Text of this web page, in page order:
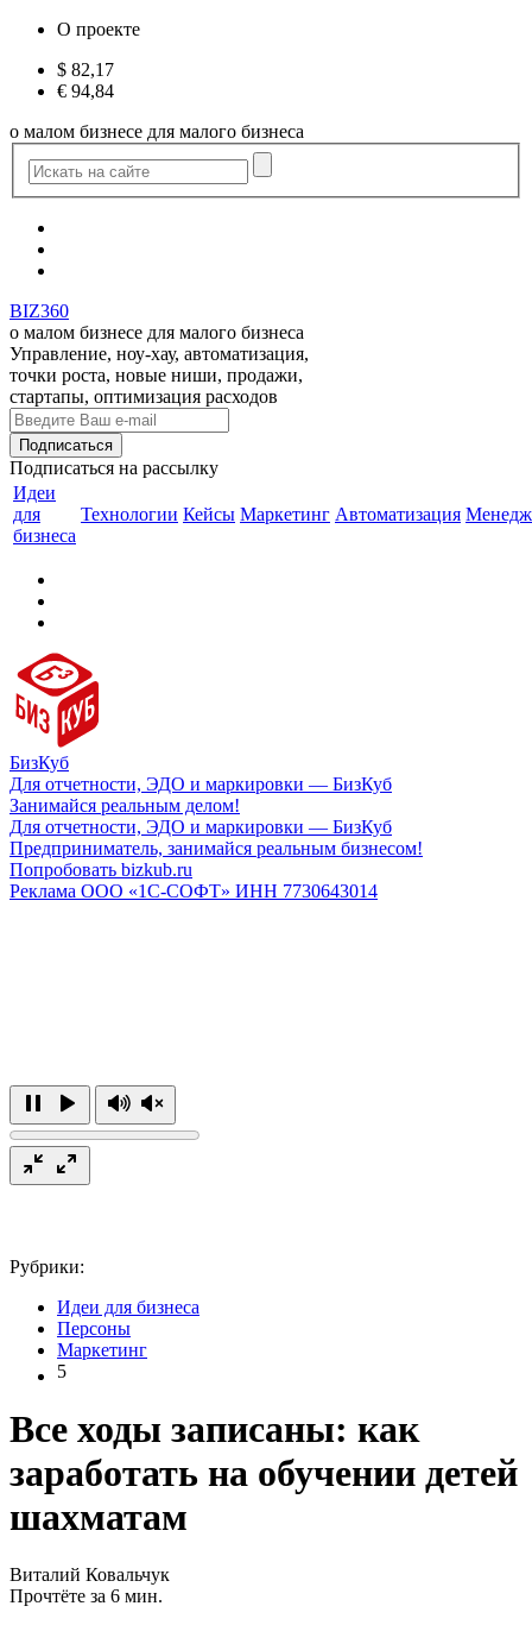
О проекте
$ 82,17
€ 94,84
о малом бизнесе для малого бизнеса
BIZ360
о малом бизнесе для малого бизнеса
Управление, ноу-хау, автоматизация,
точки роста, новые ниши, продажи,
стартапы, оптимизация расходов
Подписаться на рассылку
Идеи
для
бизнеса
Технологии Кейсы Маркетинг Автоматизация
БизКуб
Для отчетности, ЭДО и маркировки — БизКуб
Занимайся реальным делом!
Для отчетности, ЭДО и маркировки — БизКуб
Предприниматель, занимайся реальным бизнесом!
Попробовать bizkub.ru
Реклама ООО «1С-СОФТ» ИНН 7730643014
Рубрики:
Идеи для бизнеса
Персоны
Маркетинг
5
Все ходы записаны: как
заработать на обучении детей
шахматам
Виталий Ковальчук
Прочтёте за 6 мин.